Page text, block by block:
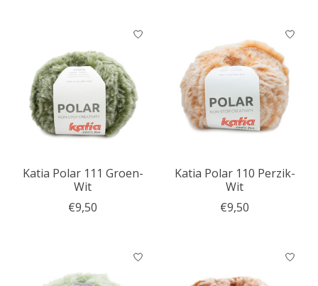
Katia Polar 111 Groen-
Wit
€9,50
Katia Polar 110 Perzik-
Wit
€9,50